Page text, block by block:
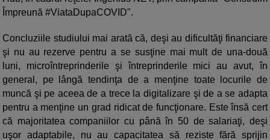
Împreună #ViataDupaCOVID".
Concluziile studiului mai arată că, deşi au dificultăţi financiare
şi nu au rezerve pentru a se susţine mai mult de una-două
luni, microîntreprinderile şi întreprinderile mici au avut, în
general, pe lângă tendinţa de a menţine toate locurile de
muncă şi pe aceea de a trece la digitalizare şi de a se adapta
pentru a menţine un grad ridicat de funcţionare. Este însă cert
că majoritatea companiilor cu până în 50 de salariaţi, deşi
uşor adaptabile, nu au capacitatea să reziste fără sprijin